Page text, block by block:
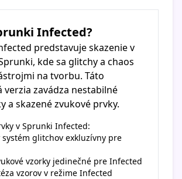
Infected?
predstavuje skazenie v
kde sa glitchy a chaos
na tvorbu. Táto
verzia zavádza nestabilné
a skazené zvukové prvky.
v Sprunki Infected:
systém glitchov exkluzívny pre
vzorky jedinečné pre Infected
vzorov v režime Infected